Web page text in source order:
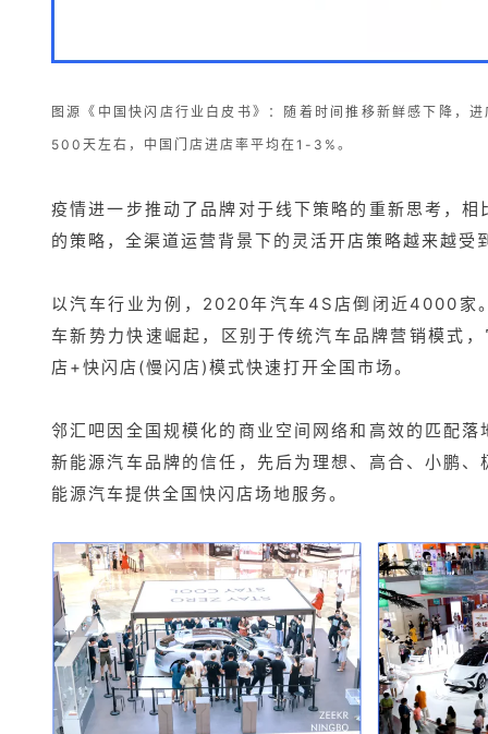
图源《中国快闪店行业白皮书》： 随着时间推移新鲜感下降，
500天左右，中国门店进店率平均在1-3%。
疫情进一步推动了品牌对于线下策略的重新思考，
的策略，全渠道运营背景下的灵活开店策略越来越受
以汽车行业为例，2020年汽车4S店倒闭近4000家
车新势力快速崛起，区别于传统汽车品牌营销模式
店+快闪店(慢闪店)模式快速打开全国市场。
邻汇吧因全国规模化的商业空间网络和高效的匹配
新能源汽车品牌的信任，先后为理想、高合、小鹏
能源汽车提供全国快闪店场地服务。